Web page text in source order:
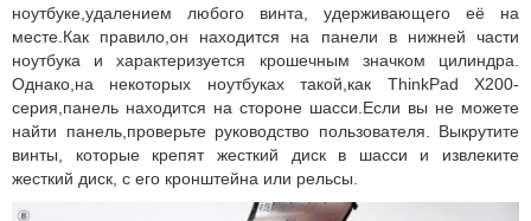
ноутбуке,удалением любого винта, удерживающего её на
месте.Как правило,он находится на панели в нижней части
ноутбука и характеризуется крошечным значком цилиндра.
Однако,на некоторых ноутбуках такой,как ThinkPad X200-
серия,панель находится на стороне шасси.Если вы не можете
найти панель,проверьте руководство пользователя. Выкрутите
винты, которые крепят жесткий диск в шасси и извлеките
жесткий диск, с его кронштейна или рельсы.